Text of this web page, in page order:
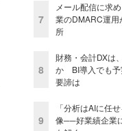
7
メール配信に求
業のDMARC運用
所
8
財務・会計DXは
か BI導入でも
要諦は
9
「分析はAIに任
像──好業績企業